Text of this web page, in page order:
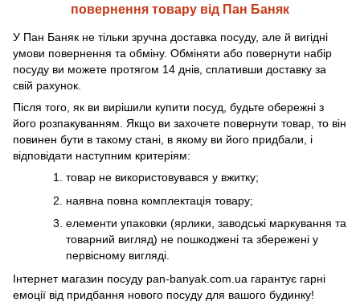
повернення товару від Пан Баняк
У Пан Баняк не тільки зручна доставка посуду, але й вигідні
умови повернення та обміну. Обміняти або повернути набір
посуду ви можете протягом 14 днів, сплативши доставку за
свій рахунок.
Після того, як ви вирішили купити посуд, будьте обережні з
його розпакуванням. Якщо ви захочете повернути товар, то він
повинен бути в такому стані, в якому ви його придбали, і
відповідати наступним критеріям:
товар не використовувався у вжитку;
наявна повна комплектація товару;
елементи упаковки (ярлики, заводські маркування та
товарний вигляд) не пошкоджені та збережені у
первісному вигляді.
Інтернет магазин посуду pan-banyak.com.ua гарантує гарні
емоції від придбання нового посуду для вашого будинку!